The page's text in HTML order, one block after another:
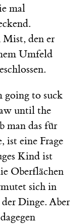
mal
Mist, den er
Umfeld
going to suck
until the
man das für
ist eine Frage
Kind ist
Oberflächen
sich in
Dinge. Aber